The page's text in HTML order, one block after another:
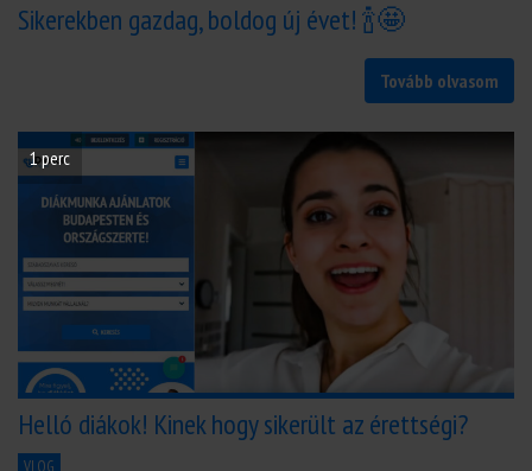
Sikerekben gazdag, boldog új évet! 🍾🤩
Tovább olvasom
1 perc
Helló diákok! Kinek hogy sikerült az érettségi?
VLOG